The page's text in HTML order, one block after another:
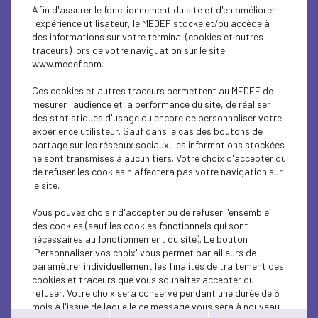
ECONOMY
ECONOMY
ECONOMY
ECONOMY
ECONOMY
ECONOMY
ECONOMY
ECONOMY
ECONOMY
ECONOMY
ECONOMY
Afin d'assurer le fonctionnement du site et d'en améliorer
l'expérience utilisateur, le MEDEF stocke et/ou accède à
des informations sur votre terminal (cookies et autres
traceurs) lors de votre naviguation sur le site
www.medef.com.
Ces cookies et autres traceurs permettent au MEDEF de
mesurer l'audience et la performance du site, de réaliser
des statistiques d'usage ou encore de personnaliser votre
expérience utilisteur. Sauf dans le cas des boutons de
partage sur les réseaux sociaux, les informations stockées
ne sont transmises à aucun tiers. Votre choix d'accepter ou
de refuser les cookies n'affectera pas votre navigation sur
le site.
Vous pouvez choisir d'accepter ou de refuser l'ensemble
des cookies (sauf les cookies fonctionnels qui sont
nécessaires au fonctionnement du site). Le bouton
'Personnaliser vos choix' vous permet par ailleurs de
paramétrer individuellement les finalités de traitement des
cookies et traceurs que vous souhaitez accepter ou
refuser. Votre choix sera conservé pendant une durée de 6
mois à l'issue de laquelle ce message vous sera à nouveau